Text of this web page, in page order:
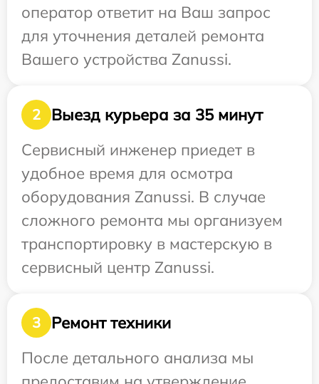
оператор ответит на Ваш запрос
для уточнения деталей ремонта
Вашего устройства Zanussi.
2
Выезд курьера за 35 минут
Сервисный инженер приедет в
удобное время для осмотра
оборудования Zanussi. В случае
сложного ремонта мы организуем
транспортировку в мастерскую в
сервисный центр Zanussi.
3
Ремонт техники
После детального анализа мы